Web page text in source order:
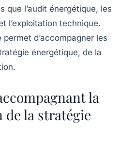
que l’audit énergétique, les
l’exploitation technique.
d’accompagner les
énergétique, de la
la
la stratégie